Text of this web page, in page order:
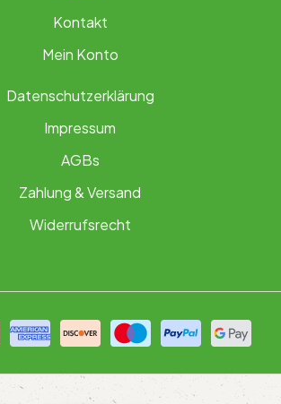
Kontakt
Mein Konto
Datenschutzerklärung
Impressum
AGBs
Zahlung & Versand
Widerrufsrecht